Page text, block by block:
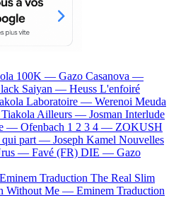
100K — Gazo Casanova —
Saiyan — Heuss L'enfoiré
Laboratoire — Werenoi Meuda
Ailleurs — Josman Interlude
— Ofenbach 1 2 3 4 — ZOKUSH
qui part — Joseph Kamel Nouvelles
— Favé (FR) DIE — Gazo
Eminem Traduction The Real Slim
Without Me — Eminem Traduction